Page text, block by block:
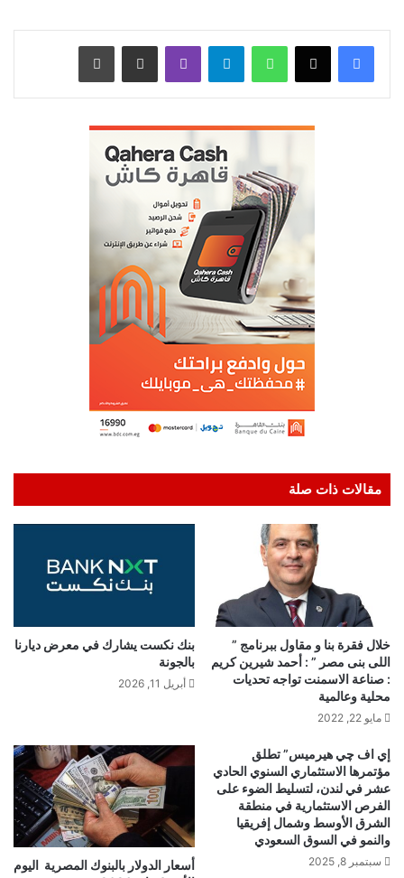
واتساب تيلقرام ڤايبر مشاركة عبر البريد طباعة
مقالات ذات صلة
خلال فقرة بنا و مقاول ببرنامج ”
اللى بنى مصر ” : أحمد شيرين كريم
: صناعة الاسمنت تواجه تحديات
محلية وعالمية
مايو 22, 2022
بنك نكست يشارك في معرض ديارنا
بالجونة
أبريل 11, 2026
إي اف چي هيرميس” تطلق
مؤتمرها الاستثماري السنوي الحادي
عشر في لندن، لتسليط الضوء على
الفرص الاستثمارية في منطقة
الشرق الأوسط وشمال إفريقيا
والنمو في السوق السعودي
سبتمبر 8, 2025
أسعار الدولار بالبنوك المصرية اليوم